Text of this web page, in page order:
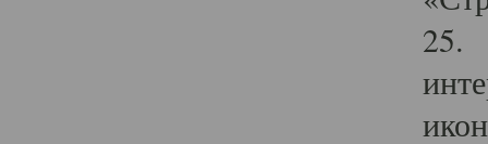
25.